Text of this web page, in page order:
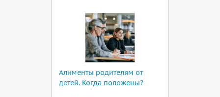
Алименты родителям от
детей. Когда положены?